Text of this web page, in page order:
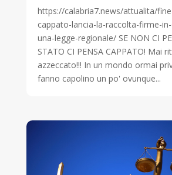
https://calabria7.news/attualita/
cappato-lancia-la-raccolta-firme-
una-legge-regionale/ SE NON CI
STATO CI PENSA CAPPATO! Mai
azzeccato!!! In un mondo ormai
fanno capolino un po' ovunque...